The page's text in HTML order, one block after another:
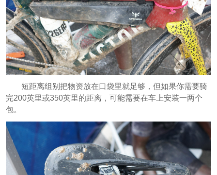
短距离组别把物资放在口袋里就足够，但如果你需要骑
完200英里或350英里的距离，可能需要在车上安装一两个
包。